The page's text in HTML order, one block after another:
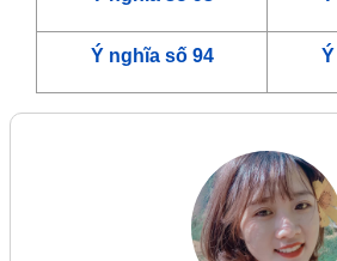
Ý nghĩa số 94